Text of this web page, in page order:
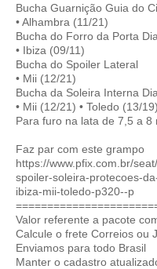
Bucha Guarnição Guia do
• Alhambra (11/21)
Bucha do Forro da Porta
• Ibiza (09/11)
Bucha do Spoiler Lateral
• Mii (12/21)
Bucha da Soleira Interna
• Mii (12/21) • Toledo (13/19)
Para furo na lata de 7,5 a 8
Faz par com este grampo
https://www.pfix.com.br/
spoiler-soleira-protecoes-
ibiza-mii-toledo-p320--p
Valor referente a pacote
Calcule o frete Correios ou
Enviamos para todo Brasil
Manter o cadastro